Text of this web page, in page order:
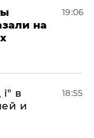
на
19:06
в
и
18:55